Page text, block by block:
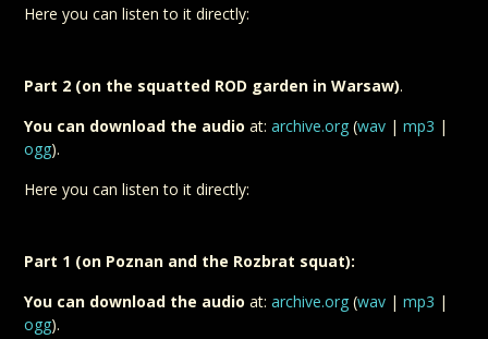
Here you can listen to it directly:
Part 2 (on the squatted ROD garden in Warsaw).
You can download the audio at:archive.org (wav |mp3 |
ogg).
Here you can listen to it directly:
Part 1 (on Poznan and the Rozbrat squat):
You can download the audio at:archive.org (wav |mp3 |
ogg).